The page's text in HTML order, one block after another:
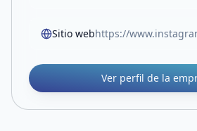
Sitio web
Ver perfil de la